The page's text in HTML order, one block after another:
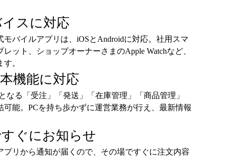
スに対応
モバイルアプリは、iOSとAndroidに対応。社用スマ
ット、ショップオーナーさまのApple Watchなど、
。
機能に対応
なる「受注」「発送」「在庫管理」「商品管理」
可能。PCを持ち歩かずに運営業務が行え、最新情報
ぐにお知らせ
プリから通知が届くので、その場ですぐに注文内容